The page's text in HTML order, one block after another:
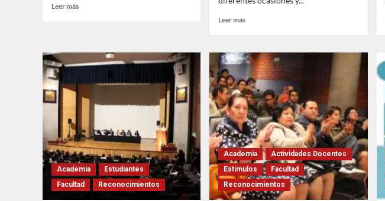
Leer másLeer
Oro
la
Nacional
Leer másLeer
Daniel
Vicente:
Bronce
en
el
Campeonato
Panamericano
de
Lucha
Olímpica
Academia
Estudiantes
Facultad
Reconocimientos
Academia
Actividades Docentes
Estímulos
Facultad
Reconocimientos